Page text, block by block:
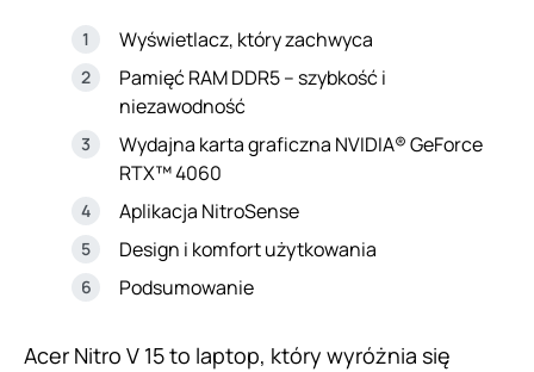
Wyświetlacz, który zachwyca
Pamięć RAM DDR5 – szybkość i
niezawodność
Wydajna karta graficzna NVIDIA® GeForce
RTX™ 4060
Aplikacja NitroSense
Design i komfort użytkowania
Podsumowanie
Acer Nitro V 15 to laptop, który wyróżnia się